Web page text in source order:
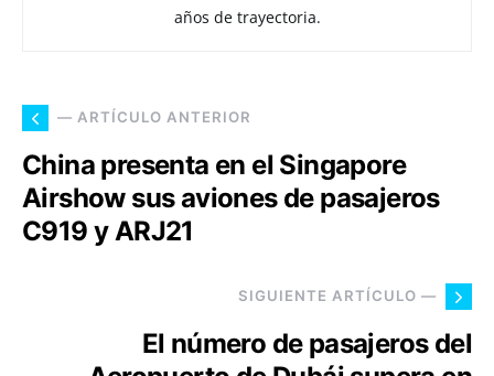
años de trayectoria.
— ARTÍCULO ANTERIOR
China presenta en el Singapore
Airshow sus aviones de pasajeros
C919 y ARJ21
SIGUIENTE ARTÍCULO —
El número de pasajeros del